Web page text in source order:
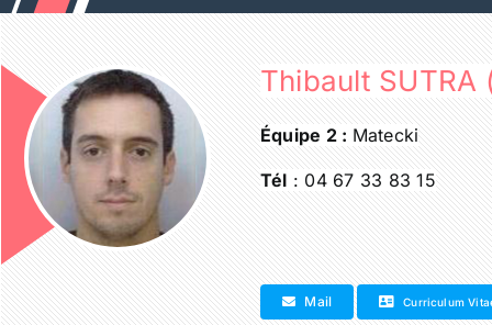
Passer
au
contenu
Thibault SUTRA
Équipe 2 : Matecki
Tél : 04 67 33 83 15
Mail Curriculum